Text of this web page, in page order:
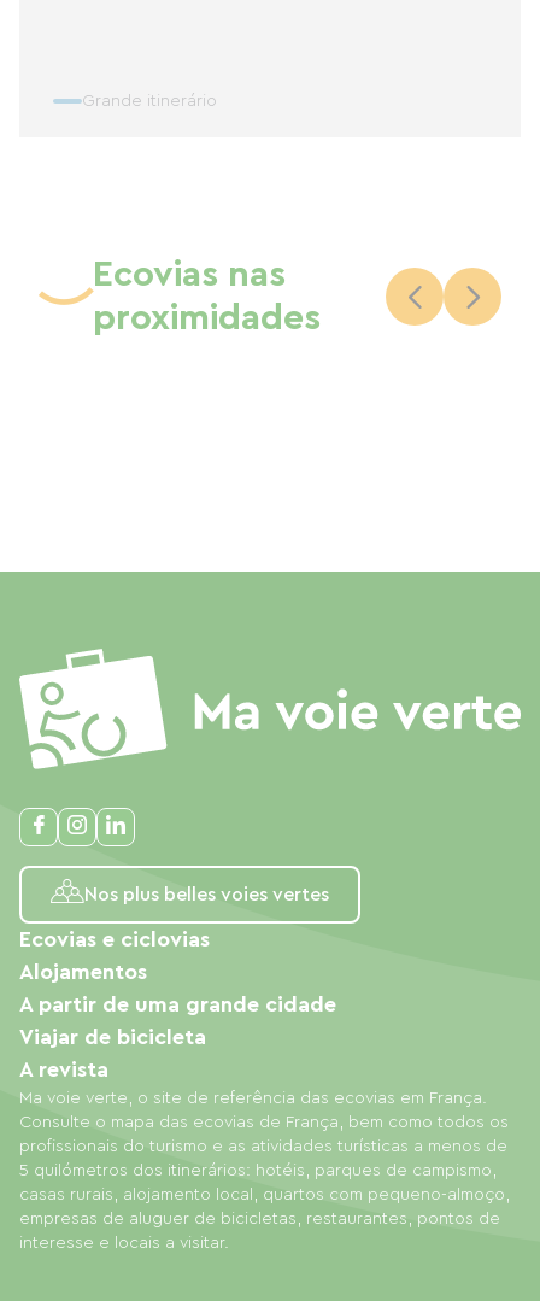
Grande itinerário
Ecovias nas
proximidades
Nos plus belles voies vertes
Ma voie verte, o site de referência das ecovias em França.
Consulte o mapa das ecovias de França, bem como todos os
profissionais do turismo e as atividades turísticas a menos de
5 quilómetros dos itinerários: hotéis, parques de campismo,
casas rurais, alojamento local, quartos com pequeno-almoço,
empresas de aluguer de bicicletas, restaurantes, pontos de
interesse e locais a visitar.
Ecovias e ciclovias
Alojamentos
A partir de uma grande cidade
Viajar de bicicleta
A revista